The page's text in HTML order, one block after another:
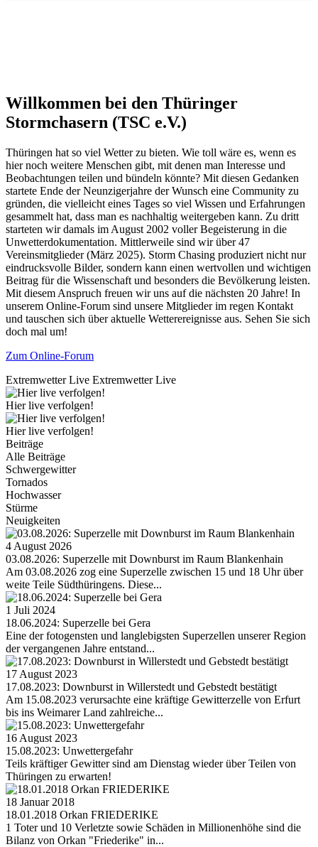
Willkommen bei den Thüringer
Stormchasern (TSC e.V.)
Thüringen hat so viel Wetter zu bieten. Wie toll wäre es, wenn es
hier noch weitere Menschen gibt, mit denen man Interesse und
Beobachtungen teilen und bündeln könnte? Mit diesen Gedanken
startete Ende der Neunzigerjahre der Wunsch eine Community zu
gründen, die vielleicht eines Tages so viel Wissen und Erfahrungen
gesammelt hat, dass man es nachhaltig weitergeben kann. Zu dritt
starteten wir damals im August 2002 voller Begeisterung in die
Unwetterdokumentation. Mittlerweile sind wir über 47
Vereinsmitglieder (März 2025). Storm Chasing produziert nicht nur
eindrucksvolle Bilder, sondern kann einen wertvollen und wichtigen
Beitrag für die Wissenschaft und besonders die Bevölkerung leisten.
Mit diesem Anspruch freuen wir uns auf die nächsten 20 Jahre! In
unserem Online-Forum sind unsere Mitglieder im regen Kontakt
und tauschen sich über aktuelle Wetterereignisse aus. Sehen Sie sich
doch mal um!
Zum Online-Forum
Extremwetter Live Extremwetter Live
Hier live verfolgen!
Hier live verfolgen!
Beiträge
Alle Beiträge
Schwergewitter
Tornados
Hochwasser
Stürme
Neuigkeiten
4 August 2026
03.08.2026: Superzelle mit Downburst im Raum Blankenhain
Am 03.08.2026 zog eine Superzelle zwischen 15 und 18 Uhr über
weite Teile Südthüringens. Diese...
1 Juli 2024
18.06.2024: Superzelle bei Gera
Eine der fotogensten und langlebigsten Superzellen unserer Region
der vergangenen Jahre entstand...
17 August 2023
17.08.2023: Downburst in Willerstedt und Gebstedt bestätigt
Am 15.08.2023 verursachte eine kräftige Gewitterzelle von Erfurt
bis ins Weimarer Land zahlreiche...
16 August 2023
15.08.2023: Unwettergefahr
Teils kräftiger Gewitter sind am Dienstag wieder über Teilen von
Thüringen zu erwarten!
18 Januar 2018
18.01.2018 Orkan FRIEDERIKE
1 Toter und 10 Verletzte sowie Schäden in Millionenhöhe sind die
Bilanz von Orkan "Friederike" in...